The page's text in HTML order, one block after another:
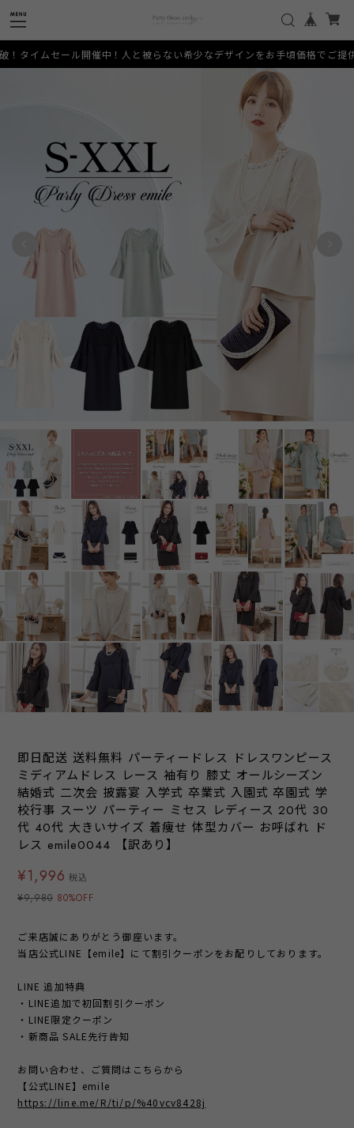
！人と被らない希少なデザインをお手頃価格でご提供いたします。
即日配送 送料無料 パーティードレス ドレスワンピース
ミディアムドレス レース 袖有り 膝丈 オールシーズン
結婚式 二次会 披露宴 入学式 卒業式 入園式 卒園式 学
校行事 スーツ パーティー ミセス レディース 20代 30
代 40代 大きいサイズ 着痩せ 体型カバー お呼ばれ ド
レス emile0044 【訳あり】
¥1,996 税込
¥9,980 80%OFF
ご来店誠にありがとう御座います。
当店公式LINE【emile】にて割引クーポンをお配りしております。
LINE 追加特典
・LINE追加で初回割引クーポン
・LINE限定クーポン
・新商品 SALE先行告知
お問い合わせ、ご質問はこちらから
【公式LINE】emile
https://line.me/R/ti/p/%40vcv8428j